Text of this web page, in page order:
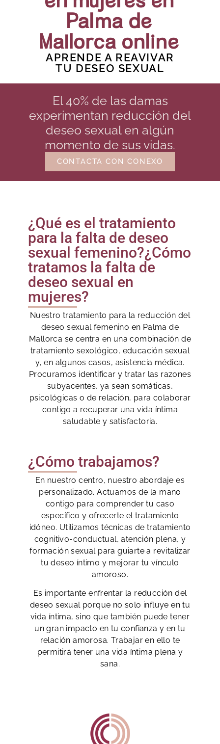
Palma de
Mallorca online
APRENDE A REAVIVAR
TU DESEO SEXUAL
El 40% de las damas
experimentan reducción del
deseo sexual en algún
momento de sus vidas.
CONTACTA CON CONEXO
¿Qué es el tratamiento
para la falta de deseo
sexual femenino?¿Cómo
tratamos la falta de
deseo sexual en
mujeres?
Nuestro tratamiento para la reducción del
deseo sexual femenino en Palma de
Mallorca se centra en una combinación de
tratamiento sexológico, educación sexual
y, en algunos casos, asistencia médica.
Procuramos identificar y tratar las razones
subyacentes, ya sean somáticas,
psicológicas o de relación, para colaborar
contigo a recuperar una vida íntima
saludable y satisfactoria.
¿Cómo trabajamos?
En nuestro centro, nuestro abordaje es
personalizado. Actuamos de la mano
contigo para comprender tu caso
específico y ofrecerte el tratamiento
idóneo. Utilizamos técnicas de tratamiento
cognitivo-conductual, atención plena, y
formación sexual para guiarte a revitalizar
tu deseo íntimo y mejorar tu vínculo
amoroso.
Es importante enfrentar la reducción del
deseo sexual porque no solo influye en tu
vida íntima, sino que también puede tener
un gran impacto en tu confianza y en tu
relación amorosa. Trabajar en ello te
permitirá tener una vida íntima plena y
sana.